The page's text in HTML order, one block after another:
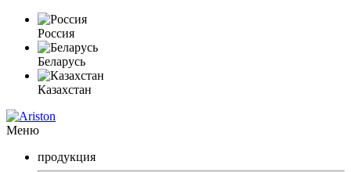
Россия
Беларусь
Казахстан
Меню
продукция